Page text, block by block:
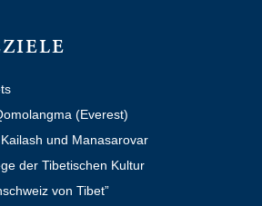
(Everest)
und Manasarovar
der Tibetischen Kultur
von Tibet”